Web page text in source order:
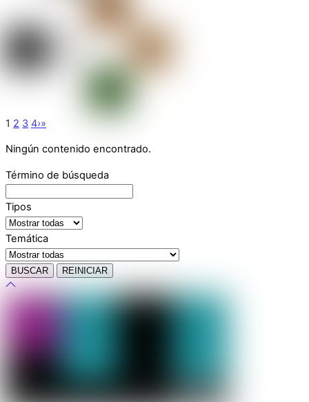
1 2 3 4›»
Ningún contenido encontrado.
Término de búsqueda
Tipos
Temática